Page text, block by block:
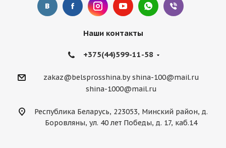
Наши контакты
+375(44)599-11-58
zakaz@belsprosshina.by shina-100@mail.ru
shina-1000@mail.ru
Республика Беларусь, 223053, Минский район, д.
Боровляны, ул. 40 лет Победы, д. 17, каб.14